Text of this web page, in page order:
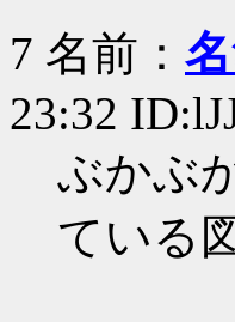
7 名前：
23:32
ぶかぶ
ている